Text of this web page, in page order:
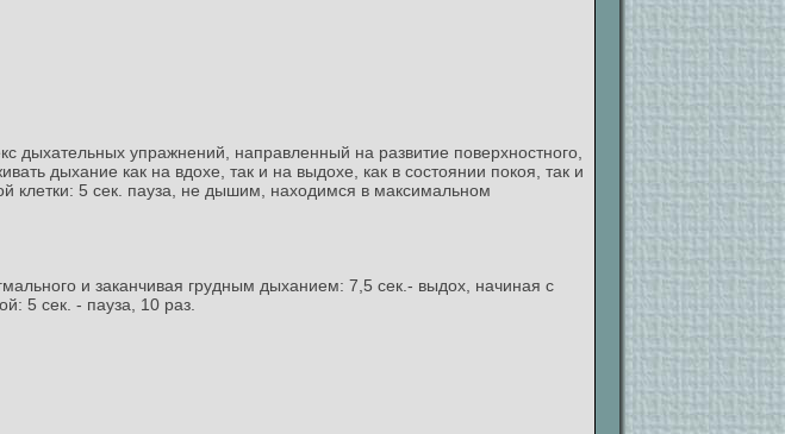
упражнений, направленный на развитие поверхностного,
дыхание как на вдохе, так и на выдохе, как в состоянии покоя, так и
клетки: 5 сек. пауза, не дышим, находимся в максимальном
и заканчивая грудным дыханием: 7,5 сек.- выдох, начиная с
5 сек. - пауза, 10 раз.